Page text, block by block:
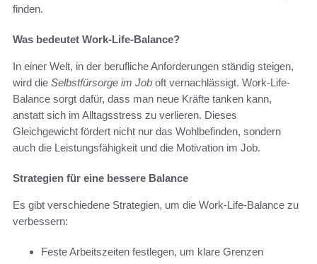
finden.
Was bedeutet Work-Life-Balance?
In einer Welt, in der berufliche Anforderungen ständig steigen,
wird die Selbstfürsorge im Job oft vernachlässigt. Work-Life-
Balance sorgt dafür, dass man neue Kräfte tanken kann,
anstatt sich im Alltagsstress zu verlieren. Dieses
Gleichgewicht fördert nicht nur das Wohlbefinden, sondern
auch die Leistungsfähigkeit und die Motivation im Job.
Strategien für eine bessere Balance
Es gibt verschiedene Strategien, um die Work-Life-Balance zu
verbessern:
Feste Arbeitszeiten festlegen, um klare Grenzen